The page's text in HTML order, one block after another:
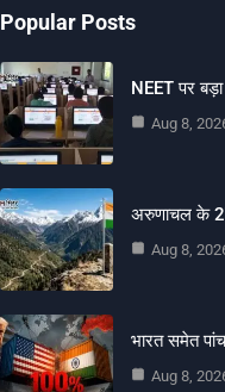
Popular Posts
NEET पर
Aug 8,
अरुणाचल के
Aug 8,
भारत समेत
Aug 8,